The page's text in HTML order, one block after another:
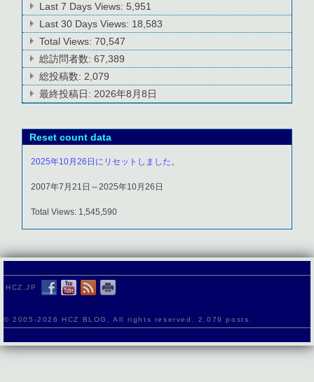
Last 7 Days Views: 5,951
Last 30 Days Views: 18,583
Total Views:70,547
総訪問者数:67,389
総投稿数: 2,079
最終投稿日: 2026年8月8日
Reset count data
2025年10月26日にリセットしました。
2007年7月21日～2025年10月26日
Total Views: 1,545,590
HCZ.JP
© 2005-2026 HCZ BLOG, All rights reserved. 2,079 posts.